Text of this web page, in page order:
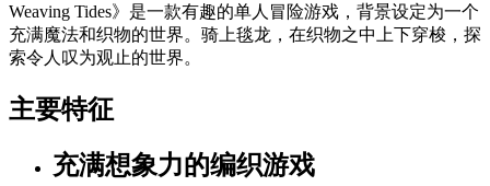
Weaving Tides》是一款有趣的单人冒险游戏，背景设定为一个
充满魔法和织物的世界。骑上毯龙，在织物之中上下穿梭，探
索令人叹为观止的世界。
主要特征
充满想象力的编织游戏